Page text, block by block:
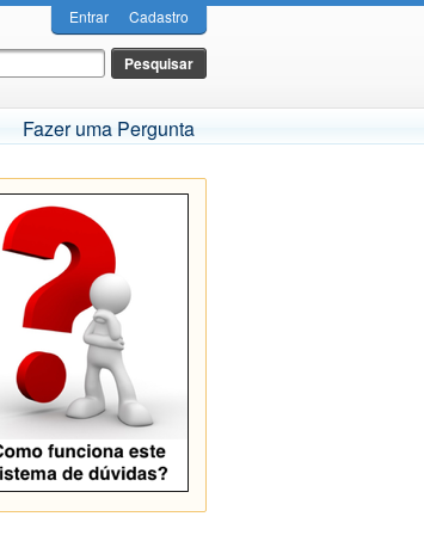
Entrar Cadastro
Fazer uma Pergunta